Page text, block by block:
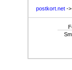
postkort.net ->